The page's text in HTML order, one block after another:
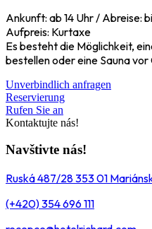
Ankunft: ab 14 Uhr / Abreise:
Aufpreis: Kurtaxe
Es besteht die Möglichkeit,
bestellen oder eine Sauna
Unverbindlich anfragen
Reservierung
Rufen Sie an
Kontaktujte nás!
Navštivte nás!
Ruská 487/28 353 01
(+420) 354 696 111